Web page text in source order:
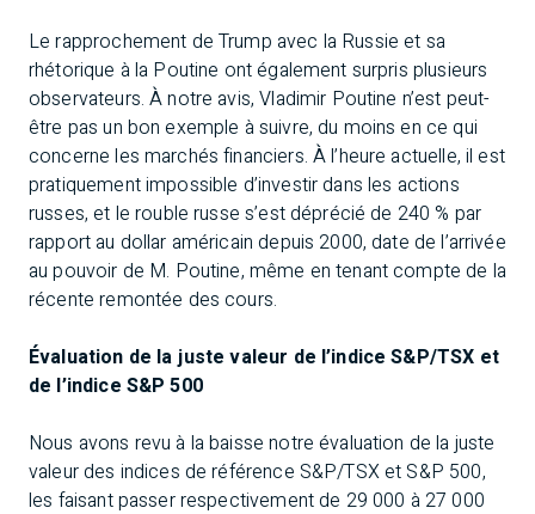
Le rapprochement de Trump avec la Russie et sa
rhétorique à la Poutine ont également surpris plusieurs
observateurs. À notre avis, Vladimir Poutine n’est peut-
être pas un bon exemple à suivre, du moins en ce qui
concerne les marchés financiers. À l’heure actuelle, il est
pratiquement impossible d’investir dans les actions
russes, et le rouble russe s’est déprécié de 240 % par
rapport au dollar américain depuis 2000, date de l’arrivée
au pouvoir de M. Poutine, même en tenant compte de la
récente remontée des cours.
Évaluation de la juste valeur de l’indice S&P/TSX et
de l’indice S&P 500
Nous avons revu à la baisse notre évaluation de la juste
valeur des indices de référence S&P/TSX et S&P 500,
les faisant passer respectivement de 29 000 à 27 000